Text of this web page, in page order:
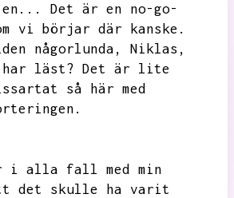
Det är en no-go-
vi börjar där kanske.
någorlunda,
Niklas,
har läst?
Det är lite
så här med
i alla fall med min
det skulle ha varit